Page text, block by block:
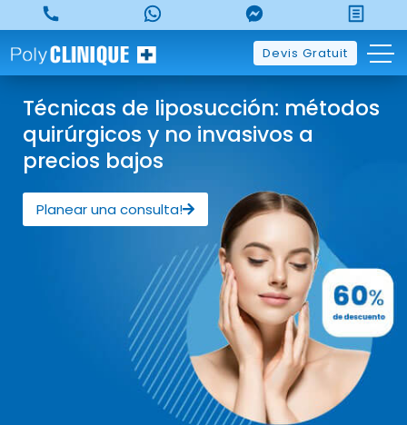
Devis Gratuit
Técnicas de liposucción: métodos
quirúrgicos y no invasivos a
precios bajos
Planear una consulta!